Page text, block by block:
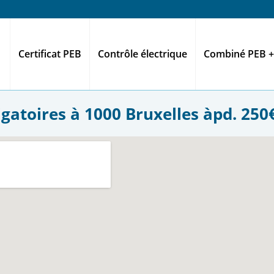
Certificat PEB Contrôle électrique Combiné PEB
à 1000 Bruxelles àpd.